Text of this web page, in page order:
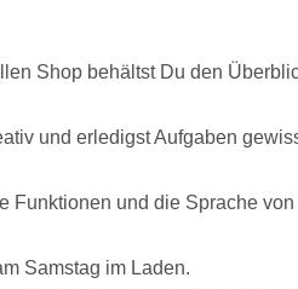
Shop behältst Du den
und erledigst Aufgaben
Funktionen und die Sprache
Samstag im Laden.